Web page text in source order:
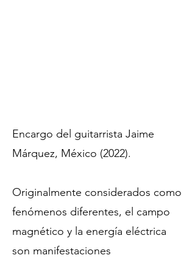
Encargo del guitarrista Jaime
Márquez, México (2022).
Originalmente considerados como
fenómenos diferentes, el campo
magnético y la energía eléctrica
son manifestaciones